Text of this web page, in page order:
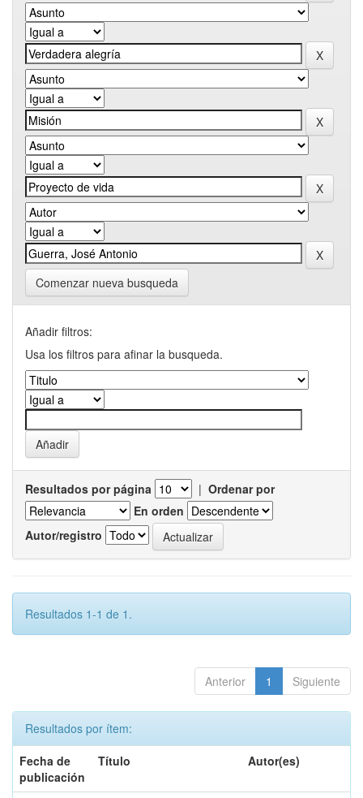
Comenzar nueva busqueda
Añadir filtros:
Usa los filtros para afinar la busqueda.
Resultados por página | Ordenar por
En orden
Autor/registro
Resultados 1-1 de 1.
Anterior 1 Siguiente
Resultados por ítem:
Fecha de
publicación
Título Autor(es)